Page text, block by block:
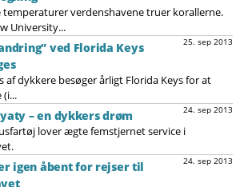
temperaturer verdenshavene truer korallerne.
University...
25. sep 2013
ved Florida Keys
af dykkere besøger årligt Florida Keys for at
24. sep 2013
– en dykkers drøm
lover ægte femstjernet service i
24. sep 2013
igen åbent for rejser til